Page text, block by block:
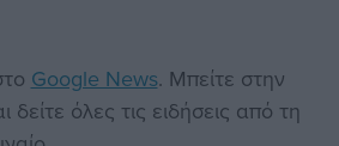
Google News. Μπείτε στην
δείτε όλες τις ειδήσεις από τη